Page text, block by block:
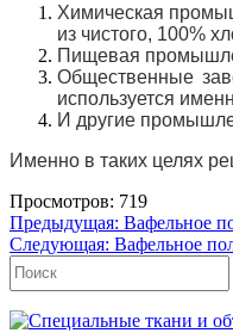
Химическая
из чистого, 100%
Пищевая
Общественные
используется
И другие
Именно в таких целях
Просмотров: 719
Навигация
по
записям
Предыдущая: Вафельное
Следующая: Вафельное
Поиск